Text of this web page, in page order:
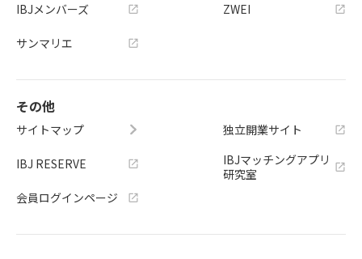
IBJメンバーズ
サンマリエ
ZWEI
その他
サイトマップ
IBJ RESERVE
会員ログインページ
独立開業サイト
IBJマッチングアプリ
研究室